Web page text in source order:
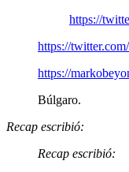
https://
https://
https://
Búlgaro.
Recap escribió:
Recap escribió: